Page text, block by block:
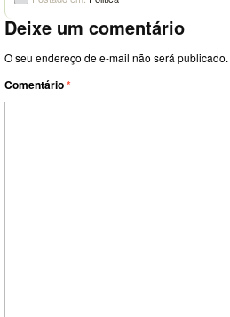
Deixe um comentário
O seu endereço de e-mail não será publicado.
Comentário*